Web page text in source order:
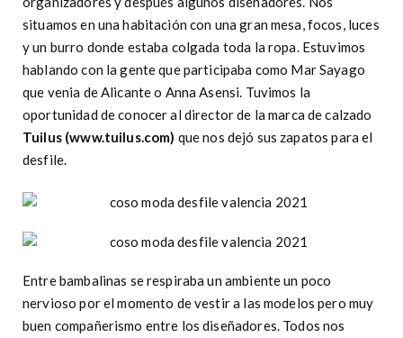
situamos en una habitación con una gran mesa, focos, luces
y un burro donde estaba colgada toda la ropa. Estuvimos
hablando con la gente que participaba como Mar Sayago
que venia de Alicante o Anna Asensi. Tuvimos la
oportunidad de conocer al director de la marca de calzado
Tuilus (www.tuilus.com) que nos dejó sus zapatos para el
desfile.
Entre bambalinas se respiraba un ambiente un poco
nervioso por el momento de vestir a las modelos pero muy
buen compañerismo entre los diseñadores. Todos nos